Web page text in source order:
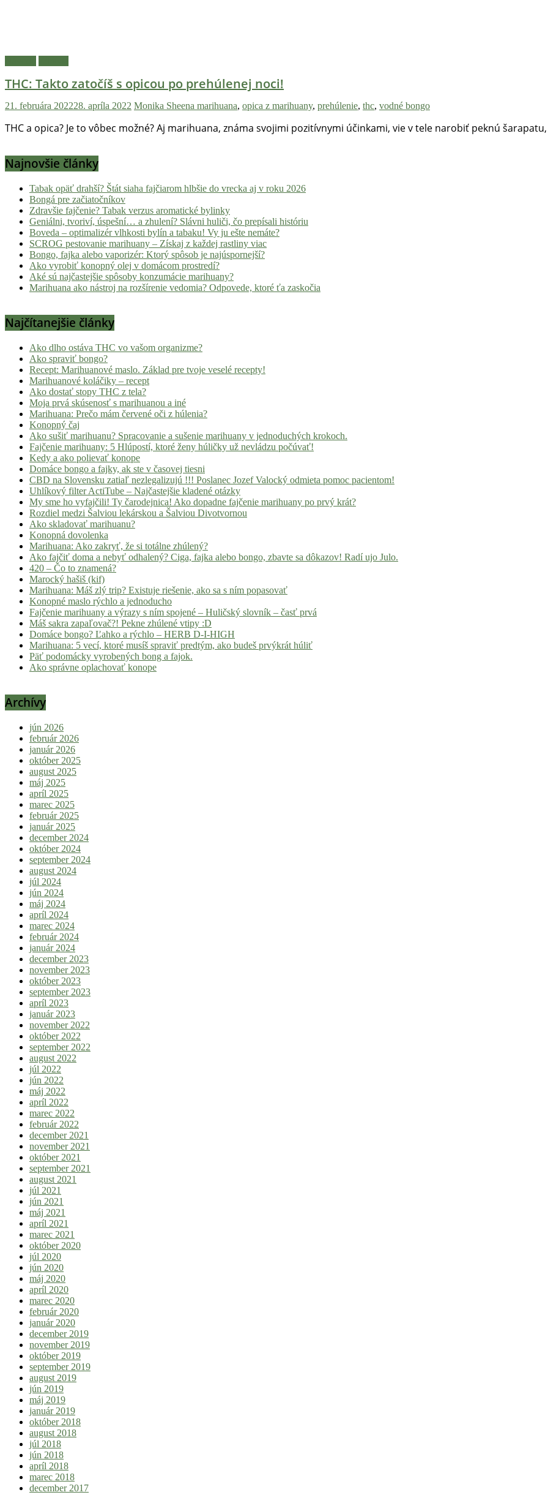
THC: Takto zatočíš s opicou po prehúlenej noci!
21. februára 202228. apríla 2022 Monika Sheena marihuana, opica z marihuany, prehúlenie, thc, vodné bongo
THC a opica? Je to vôbec možné? Aj marihuana, známa svojimi pozitívnymi účinkami, vie v tele narobiť peknú
Najnovšie články
Tabak opäť drahší? Štát siaha fajčiarom hlbšie do vrecka aj v roku 2026
Bongá pre začiatočníkov
Zdravšie fajčenie? Tabak verzus aromatické bylinky
Geniálni, tvoriví, úspešní… a zhulení? Slávni huliči, čo prepísali históriu
Boveda – optimalizér vlhkosti bylín a tabaku! Vy ju ešte nemáte?
SCROG pestovanie marihuany – Získaj z každej rastliny viac
Bongo, fajka alebo vaporizér: Ktorý spôsob je najúspornejší?
Ako vyrobiť konopný olej v domácom prostredí?
Aké sú najčastejšie spôsoby konzumácie marihuany?
Marihuana ako nástroj na rozšírenie vedomia? Odpovede, ktoré ťa zaskočia
Najčítanejšie články
Ako dlho ostáva THC vo vašom organizme?
Ako spraviť bongo?
Recept: Marihuanové maslo. Základ pre tvoje veselé recepty!
Marihuanové koláčiky – recept
Ako dostať stopy THC z tela?
Moja prvá skúsenosť s marihuanou a iné
Marihuana: Prečo mám červené oči z húlenia?
Konopný čaj
Ako sušiť marihuanu? Spracovanie a sušenie marihuany v jednoduchých krokoch.
Fajčenie marihuany: 5 Hlúpostí, ktoré ženy húličky už nevládzu počúvať!
Kedy a ako polievať konope
Domáce bongo a fajky, ak ste v časovej tiesni
CBD na Slovensku zatiaľ nezlegalizujú !!! Poslanec Jozef Valocký odmieta pomoc pacientom!
Uhlíkový filter ActiTube – Najčastejšie kladené otázky
My sme ho vyfajčili! Ty čarodejnica! Ako dopadne fajčenie marihuany po prvý krát?
Rozdiel medzi Šalviou lekárskou a Šalviou Divotvornou
Ako skladovať marihuanu?
Konopná dovolenka
Marihuana: Ako zakryť, že si totálne zhúlený?
Ako fajčiť doma a nebyť odhalený? Ciga, fajka alebo bongo, zbavte sa dôkazov! Radí ujo Julo.
420 – Čo to znamená?
Marocký hašiš (kif)
Marihuana: Máš zlý trip? Existuje riešenie, ako sa s ním popasovať
Konopné maslo rýchlo a jednoducho
Fajčenie marihuany a výrazy s ním spojené – Huličský slovník – časť prvá
Máš sakra zapaľovač?! Pekne zhúlené vtipy :D
Domáce bongo? Ľahko a rýchlo – HERB D-I-HIGH
Marihuana: 5 vecí, ktoré musíš spraviť predtým, ako budeš prvýkrát húliť
Päť podomácky vyrobených bong a fajok.
Ako správne oplachovať konope
Archívy
jún 2026
február 2026
január 2026
október 2025
august 2025
máj 2025
apríl 2025
marec 2025
február 2025
január 2025
december 2024
október 2024
september 2024
august 2024
júl 2024
jún 2024
máj 2024
apríl 2024
marec 2024
február 2024
január 2024
december 2023
november 2023
október 2023
september 2023
apríl 2023
január 2023
november 2022
október 2022
september 2022
august 2022
júl 2022
jún 2022
máj 2022
apríl 2022
marec 2022
február 2022
december 2021
november 2021
október 2021
september 2021
august 2021
júl 2021
jún 2021
máj 2021
apríl 2021
marec 2021
október 2020
júl 2020
jún 2020
máj 2020
apríl 2020
marec 2020
február 2020
január 2020
december 2019
november 2019
október 2019
september 2019
august 2019
jún 2019
máj 2019
január 2019
október 2018
august 2018
júl 2018
jún 2018
apríl 2018
marec 2018
december 2017